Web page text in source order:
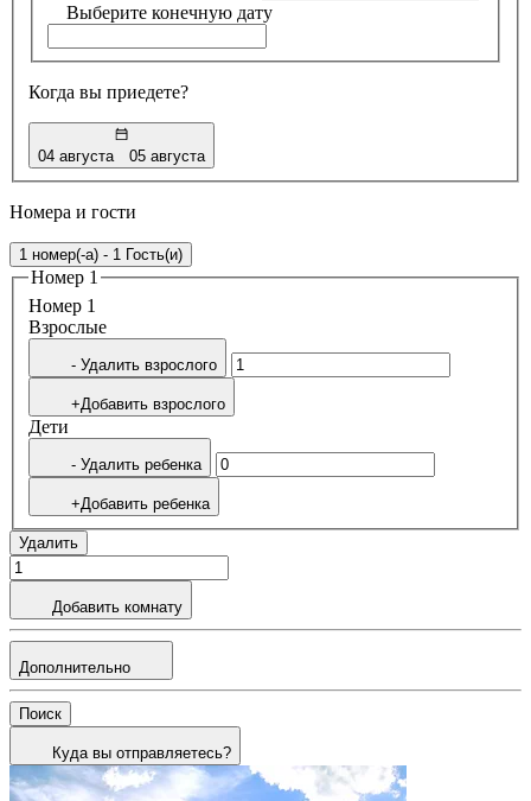
Выберите конечную дату
Когда вы приедете?
04 августа 05 августа
Номера и гости
1 номер(-а) - 1 Гость(и)
Номер 1
Номер 1
Bзрослые
- Удалить взрослого
+Добавить взрослого
Дети
- Удалить ребенка
+Добавить ребенка
Удалить
Добавить комнату
Дополнительно
Поиск
Куда вы отправляетесь?